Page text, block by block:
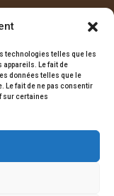
technologies telles que les
Le fait de
données telles que le
Le fait de ne pas consentir
sur certaines